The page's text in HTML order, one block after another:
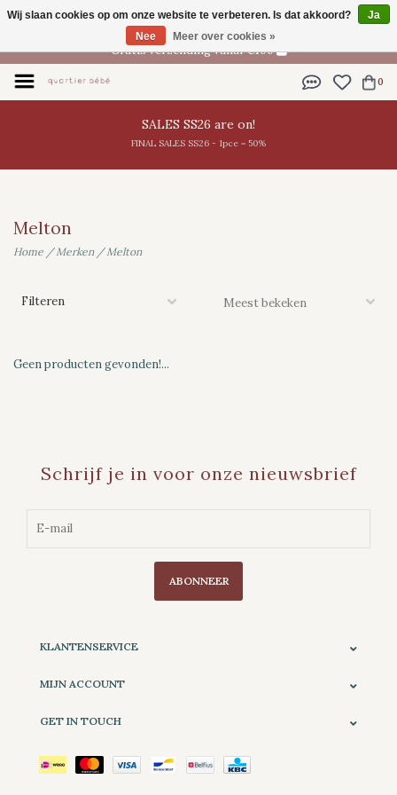
NL
Gratis verzending vanaf €100
0
SALES SS26 are on!
FINAL SALES SS26 - 1pce = 50%
Melton
Home /Merken/Melton
Filteren
Geen producten gevonden!...
Schrijf je in voor onze nieuwsbrief
ABONNEER
KLANTENSERVICE
MIJN ACCOUNT
GET IN TOUCH
Wij slaan cookies op om onze website te verbeteren. Is dat akkoord?
Ja
Nee
Meer over cookies »